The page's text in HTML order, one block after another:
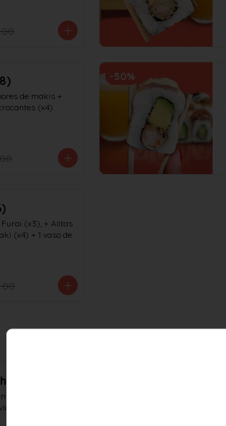
de makis +
(x4)
-50%
(x3), + Alitas
(x4) + 1 vaso de
palta, en el top
(12 piezas)